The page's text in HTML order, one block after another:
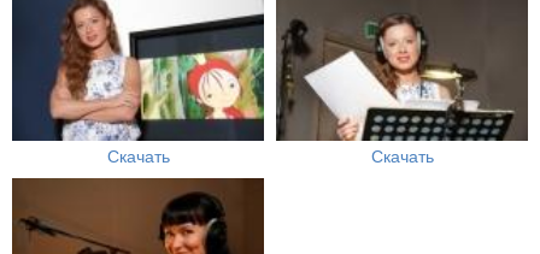
Скачать Скачать